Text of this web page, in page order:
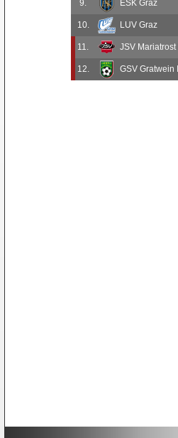
9. ESK Graz
10. LUV Graz
11. JSV Mariatrost II
12. GSV Gratwein II